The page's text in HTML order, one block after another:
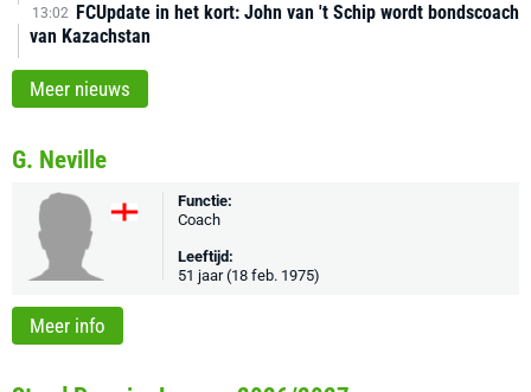
13:02 FCUpdate in het kort: John van 't Schip wordt bondscoach
van Kazachstan
Meer nieuws
G. Neville
Functie:
Coach
Leeftijd:
51 jaar (18 feb. 1975)
Meer info